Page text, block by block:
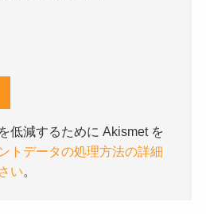
低減するために Akismet を
トデータの処理方法の詳細
い。